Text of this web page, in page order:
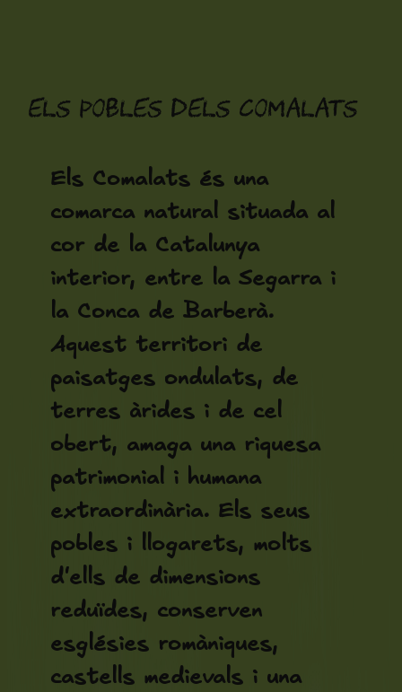
Els pobles dels Comalats
Els Comalats és una
comarca natural situada al
cor de la Catalunya
interior, entre la Segarra i
la Conca de Barberà.
Aquest territori de
paisatges ondulats, de
terres àrides i de cel
obert, amaga una riquesa
patrimonial i humana
extraordinària. Els seus
pobles i llogarets, molts
d'ells de dimensions
reduïdes, conserven
esglésies romàniques,
castells medievals i una